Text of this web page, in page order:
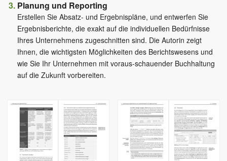
Planung und Reporting
Erstellen Sie Absatz- und Ergebnispläne, und entwerfen Sie
Ergebnisberichte, die exakt auf die individuellen Bedürfnisse
Ihres Unternehmens zugeschnitten sind. Die Autorin zeigt
Ihnen, die wichtigsten Möglichkeiten des Berichtswesens und
wie Sie Ihr Unternehmen mit voraus-schauender Buchhaltung
auf die Zukunft vorbereiten.